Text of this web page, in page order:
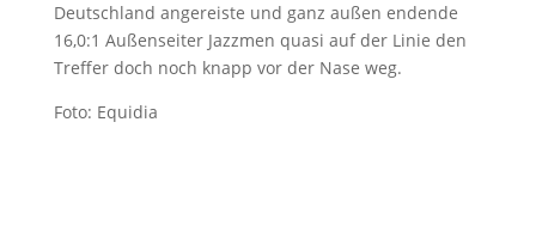
Deutschland angereiste und ganz außen endende
16,0:1 Außenseiter Jazzmen quasi auf der Linie den
Treffer doch noch knapp vor der Nase weg.
Foto: Equidia